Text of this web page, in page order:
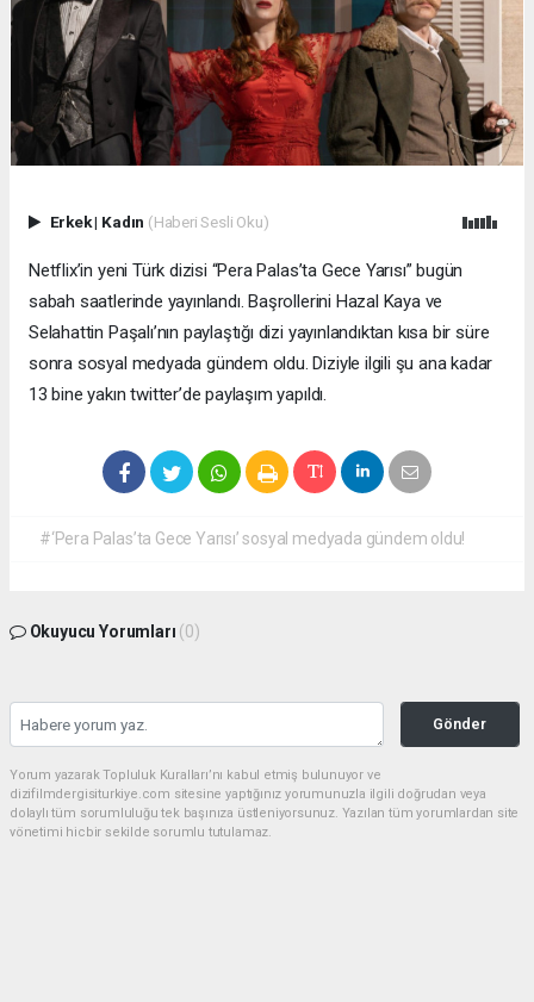
Erkek| Kadın (Haberi Sesli Oku)
Netflix’in yeni Türk dizisi “Pera Palas’ta Gece Yarısı” bugün
sabah saatlerinde yayınlandı. Başrollerini Hazal Kaya ve
Selahattin Paşalı’nın paylaştığı dizi yayınlandıktan kısa bir süre
sonra sosyal medyada gündem oldu. Diziyle ilgili şu ana kadar
13 bine yakın twitter’de paylaşım yapıldı.
#‘Pera Palas’ta Gece Yarısı’ sosyal medyada gündem oldu!
Okuyucu Yorumları (0)
Gönder
Yorum yazarak Topluluk Kuralları’nı kabul etmiş bulunuyor ve
dizifilmdergisiturkiye.com sitesine yaptığınız yorumunuzla ilgili doğrudan veya
dolaylı tüm sorumluluğu tek başınıza üstleniyorsunuz. Yazılan tüm yorumlardan site
yönetimi hiçbir şekilde sorumlu tutulamaz.